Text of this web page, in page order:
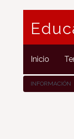
Inicio
INFORMACIÓN